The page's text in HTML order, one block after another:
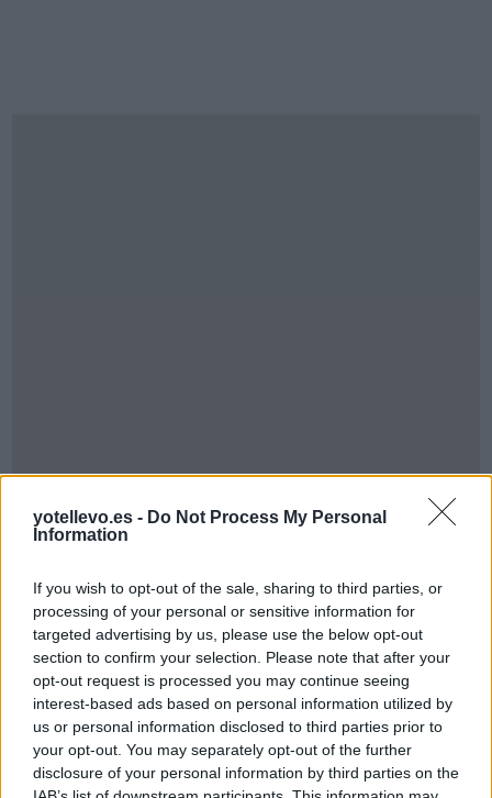
yotellevo.es - Do Not Process My Personal
Information
If you wish to opt-out of the sale, sharing to third parties, or
processing of your personal or sensitive information for
targeted advertising by us, please use the below opt-out
section to confirm your selection. Please note that after your
opt-out request is processed you may continue seeing
interest-based ads based on personal information utilized by
us or personal information disclosed to third parties prior to
your opt-out. You may separately opt-out of the further
disclosure of your personal information by third parties on the
Cómo ir desde Soest Municipality a Köln, Stadt